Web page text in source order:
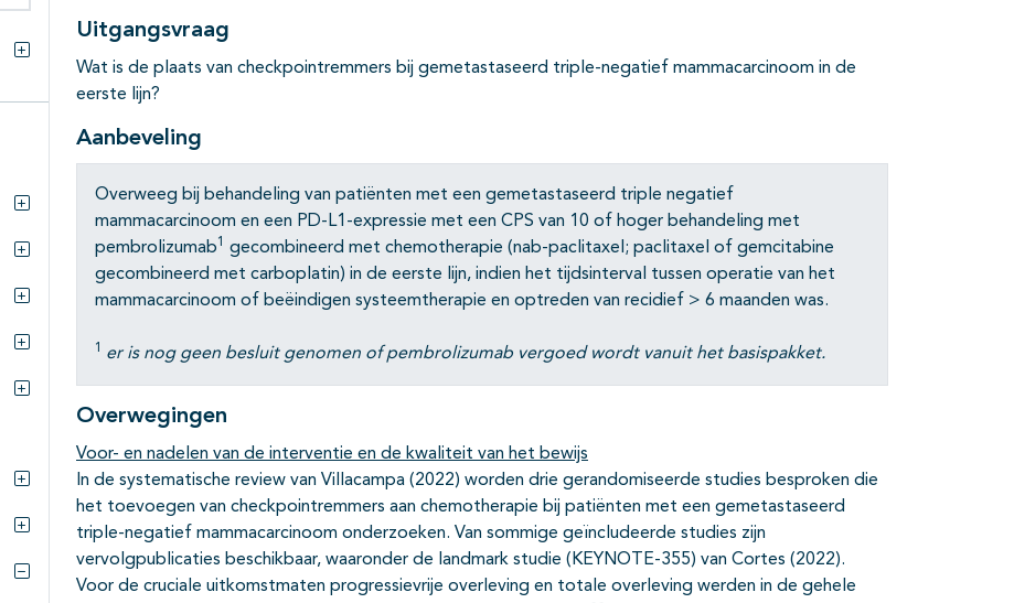
Zoeken binnen deze richtlijn
Alles openklappen
Subpagina's open- en dichtklappen
Subpagina's open- en dichtklappen
Subpagina's open- en dichtklappen
Subpagina's open- en dichtklappen
Subpagina's open- en dichtklappen
Uitgangsvraag
Wat is de plaats van checkpointremmers bij gemetastaseerd triple-negatief mammacarcinoom in de
eerste lijn?
Aanbeveling
Overweeg bij behandeling van patiënten met een gemetastaseerd triple negatief
mammacarcinoom en een PD-L1-expressie met een CPS van 10 of hoger behandeling met
pembrolizumab1
gecombineerd met chemotherapie (nab-paclitaxel; paclitaxel of gemcitabine
gecombineerd met carboplatin) in de eerste lijn, indien het tijdsinterval tussen operatie van het
mammacarcinoom of beëindigen systeemtherapie en optreden van recidief > 6 maanden was.
1 er is nog geen besluit genomen of pembrolizumab vergoed wordt vanuit het basispakket.
Overwegingen
Voor- en nadelen van de interventie en de kwaliteit van het bewijs
In de systematische review van Villacampa (2022) worden drie gerandomiseerde studies besproken die
het toevoegen van checkpointremmers aan chemotherapie bij patiënten met een gemetastaseerd
triple-negatief mammacarcinoom onderzoeken. Van sommige geïncludeerde studies zijn
vervolgpublicaties beschikbaar, waaronder de landmark studie (KEYNOTE-355) van Cortes (2022).
Voor de cruciale uitkomstmaten progressievrije overleving en totale overleving werden in de gehele